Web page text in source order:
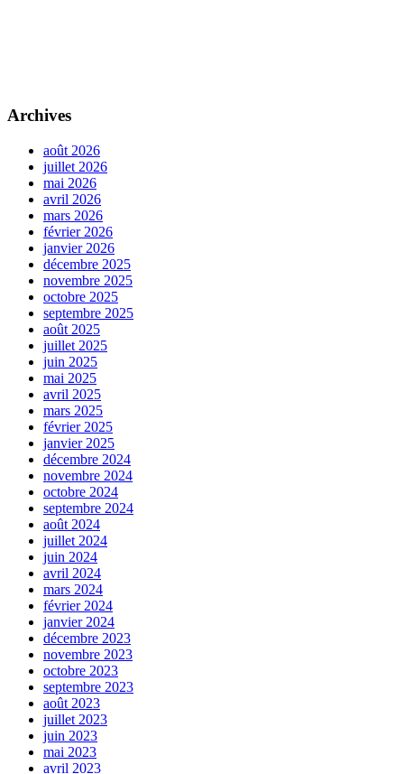
Archives
août 2026
juillet 2026
mai 2026
avril 2026
mars 2026
février 2026
janvier 2026
décembre 2025
novembre 2025
octobre 2025
septembre 2025
août 2025
juillet 2025
juin 2025
mai 2025
avril 2025
mars 2025
février 2025
janvier 2025
décembre 2024
novembre 2024
octobre 2024
septembre 2024
août 2024
juillet 2024
juin 2024
avril 2024
mars 2024
février 2024
janvier 2024
décembre 2023
novembre 2023
octobre 2023
septembre 2023
août 2023
juillet 2023
juin 2023
mai 2023
avril 2023